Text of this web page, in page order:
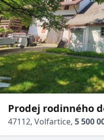
Prodej rodinného
České Lípy,
47112, Volfartice, 5 500